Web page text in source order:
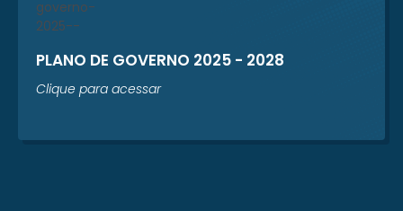
PLANO DE GOVERNO 2025 - 2028
Clique para acessar